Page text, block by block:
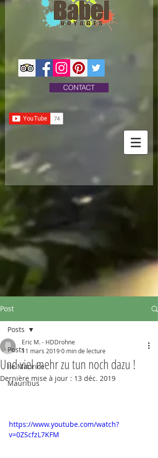
CONTACT
Post
Posts
Ile Maurice
Mauritius
Posts
Und viel mehr zu tun noch dazu !
Eric M. - HDDrohne
11 mars 20190 min de lecture
Dernière mise à jour : 13 déc. 2019
https://www.youtube.com/watch?
v=0ZScfzL7KFM